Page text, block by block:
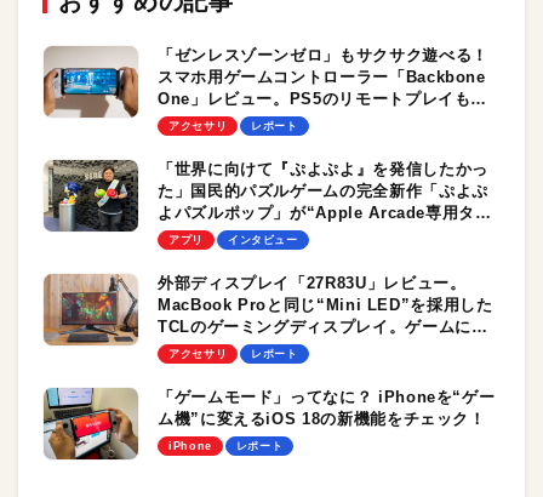
「ゼンレスゾーンゼロ」もサクサク遊べる！
スマホ用ゲームコントローラー「Backbone
One」レビュー。PS5のリモートプレイも超
快適！
アクセサリ レポート
「世界に向けて『ぷよぷよ』を発信したかっ
た」国民的パズルゲームの完全新作「ぷよぷ
よパズルポップ」が“Apple Arcade専用タイ
トル”となった理由
アプリ インタビュー
外部ディスプレイ「27R83U」レビュー。
MacBook Proと同じ“Mini LED”を採用した
TCLのゲーミングディスプレイ。ゲームに、
ビジネスに、クリエイティブワークに、Mac
アクセサリ レポート
「ゲームモード」ってなに？ iPhoneを“ゲー
ム機”に変えるiOS 18の新機能をチェック！
iPhone レポート